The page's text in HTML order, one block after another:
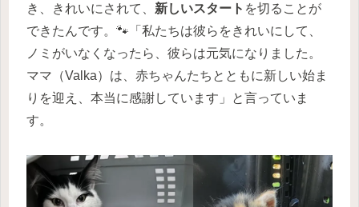
き、きれいにされて、 新しいスタート を切ることが
できたんです。🐾「私たちは彼らをきれいにして、
ノミがいなくなったら、彼らは元気になりました。
ママ（Valka）は、赤ちゃんたちとともに新しい始ま
りを迎え、本当に感謝しています」と言っていま
す。